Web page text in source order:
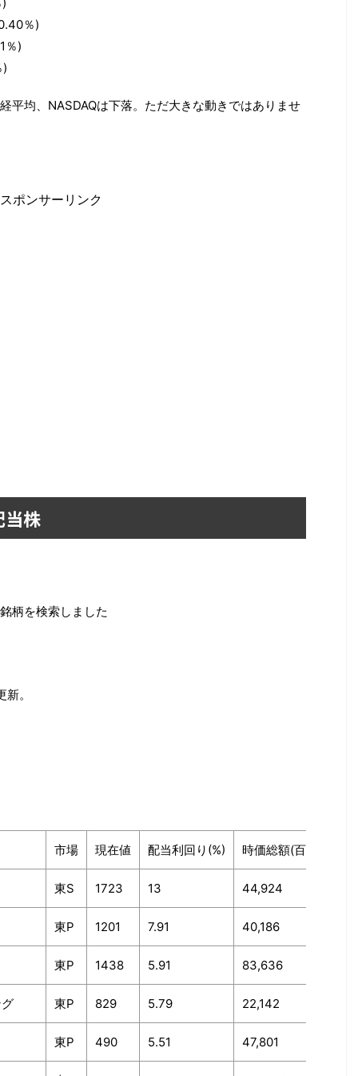
％)
％)
)
平均、NASDAQは下落。ただ大きな動きではありませ
スポンサーリンク
当株
柄を検索しました
。
市場 現在値 配当利回り(%) 時価総額(百万円)
東S 1723 13 44,924
東P 1201 7.91 40,186
東P 1438 5.91 83,636
東P 829 5.79 22,142
東P 490 5.51 47,801